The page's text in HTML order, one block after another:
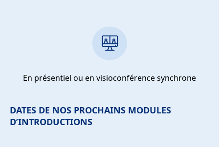
En présentiel ou en visioconférence synchrone
DATES DE NOS PROCHAINS MODULES
D’INTRODUCTIONS